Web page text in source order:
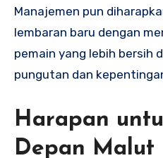
Manajemen pun
lembaran baru dengan
pemain yang lebih bersih
pungutan dan
Harapan
Depan Malut